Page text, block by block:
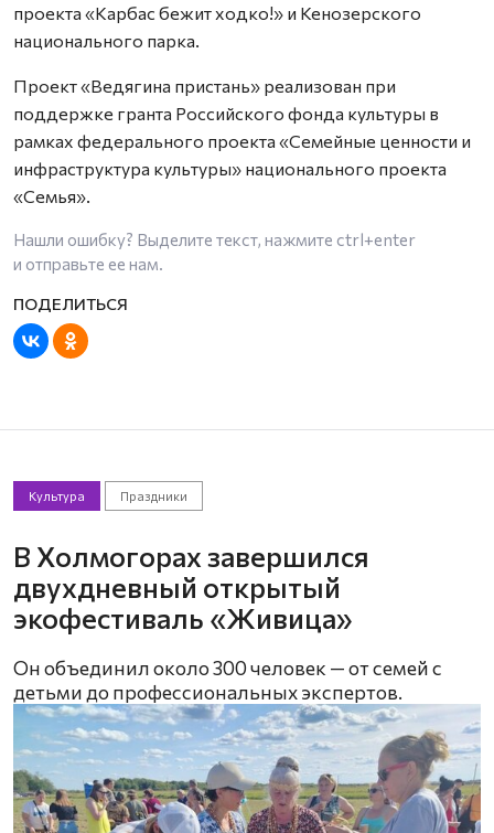
проекта «Карбас бежит ходко!» и Кенозерского
национального парка.
Проект «Ведягина пристань» реализован при
поддержке гранта Российского фонда культуры в
рамках федерального проекта «Семейные ценности и
инфраструктура культуры» национального проекта
«Семья».
Нашли ошибку? Выделите текст, нажмите ctrl+enter
и отправьте ее нам.
Культура Праздники
В Холмогорах завершился
двухдневный открытый
экофестиваль «Живица»
Он объединил около 300 человек — от семей с
детьми до профессиональных экспертов.